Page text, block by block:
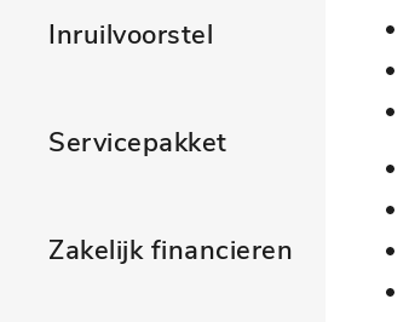
Inruilvoorstel
Servicepakket
Zakelijk financieren